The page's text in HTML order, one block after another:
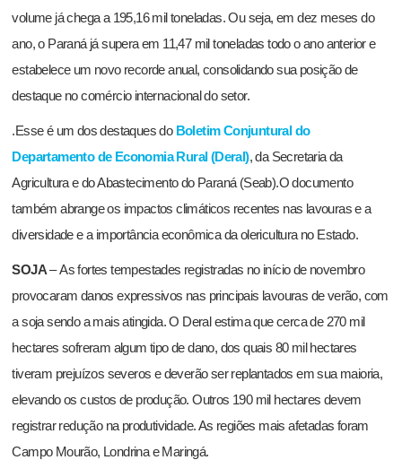
volume já chega a 195,16 mil toneladas. Ou seja, em dez meses do
ano, o Paraná já supera em 11,47 mil toneladas todo o ano anterior e
estabelece um novo recorde anual, consolidando sua posição de
destaque no comércio internacional do setor.
.Esse é um dos destaques do Boletim Conjuntural do
Departamento de Economia Rural (Deral), da Secretaria da
Agricultura e do Abastecimento do Paraná (Seab).O documento
também abrange os impactos climáticos recentes nas lavouras e a
diversidade e a importância econômica da olericultura no Estado.
SOJA– As fortes tempestades registradas no início de novembro
provocaram danos expressivos nas principais lavouras de verão, com
a soja sendo a mais atingida. O Deral estima que cerca de 270 mil
hectares sofreram algum tipo de dano, dos quais 80 mil hectares
tiveram prejuízos severos e deverão ser replantados em sua maioria,
elevando os custos de produção. Outros 190 mil hectares devem
registrar redução na produtividade. As regiões mais afetadas foram
Campo Mourão, Londrina e Maringá.